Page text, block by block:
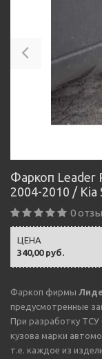
Фаркоп Leader
2004-2010 / Kia
0
340,00 руб.
ЦЕНА
Фаркоп фирмы
предусмотренные
При разработку ТСУ
кузова марки
т.е. каждое из